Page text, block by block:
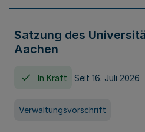
Satzung des
Aachen
In Kraft Seit 16. Juli 2026
Verwaltungsvorschrift